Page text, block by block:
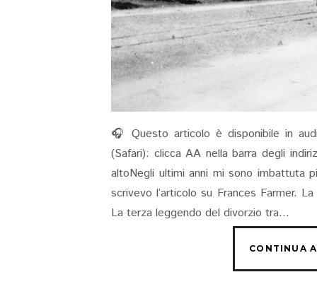
🎧 Questo articolo è disponibile in
(Safari): clicca AA nella barra degli
altoNegli ultimi anni mi sono imbattuta
scrivevo l’articolo su Frances Farmer.
La terza leggendo del divorzio tra...